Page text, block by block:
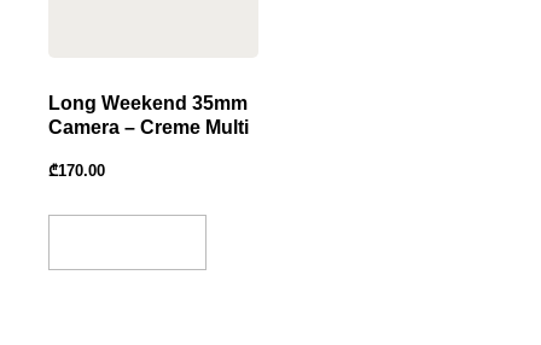
Long Weekend 35mm
Camera – Creme Multi
₾170.00